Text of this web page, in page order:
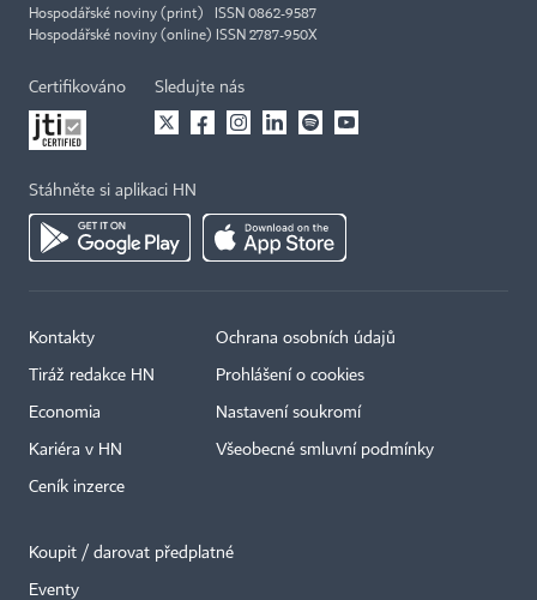
Hospodářské noviny (print) ISSN 0862-9587
Hospodářské noviny (online) ISSN 2787-950X
Certifikováno Sledujte nás
Stáhněte si aplikaci HN
Kontakty
Tiráž redakce HN
Economia
Kariéra v HN
Ceník inzerce
Ochrana osobních údajů
Prohlášení o cookies
Nastavení soukromí
Všeobecné smluvní podmínky
Koupit / darovat předplatné
Eventy